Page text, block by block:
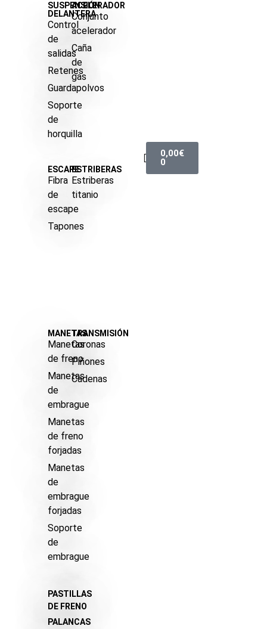
SUSPENSIÓN
DELANTERA
Control
de
salidas
Retenes
Guardapolvos
Soporte
de
horquilla
ACELERADOR
Conjunto
acelerador
Caña
de
gas
ESCAPE
Fibra
de
escape
Tapones
ESTRIBERAS
Estriberas
titanio
MANETAS
Manetas
de freno
Manetas
de
embrague
Manetas
de freno
forjadas
Manetas
de
embrague
forjadas
Soporte
de
embrague
TRANSMISIÓN
Coronas
Piñones
Cadenas
PASTILLAS
DE FRENO
PALANCAS
0,00€
0